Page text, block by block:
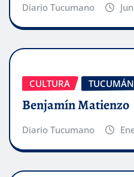
Diario Tucumano
CULTURA TUCUMÁN
Benjamín Matienzo
Diario Tucumano